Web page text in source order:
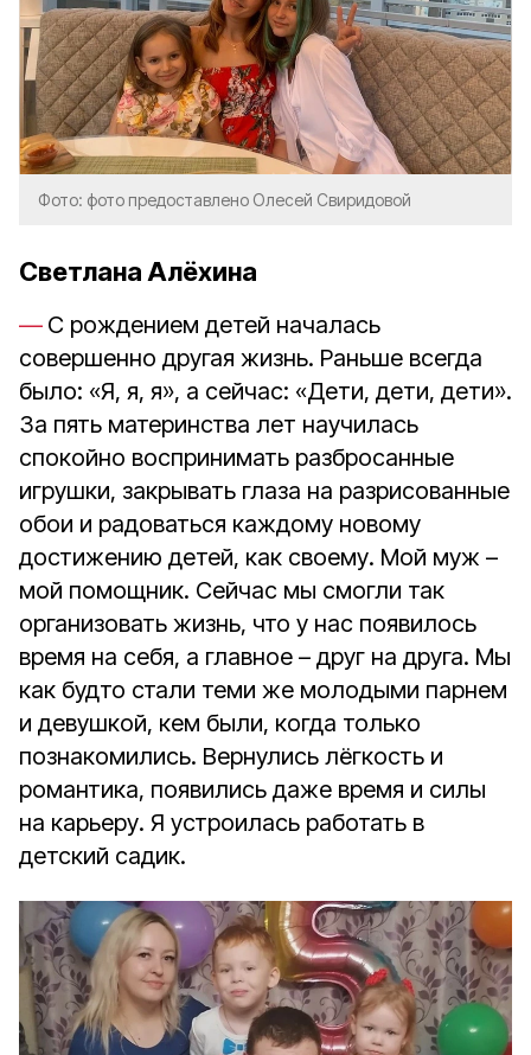
Фото: фото предоставлено Олесей Свиридовой
Светлана Алёхина
С рождением детей началась
совершенно другая жизнь. Раньше всегда
было: «Я, я, я», а сейчас: «Дети, дети, дети».
За пять материнства лет научилась
спокойно воспринимать разбросанные
игрушки, закрывать глаза на разрисованные
обои и радоваться каждому новому
достижению детей, как своему. Мой муж –
мой помощник. Сейчас мы смогли так
организовать жизнь, что у нас появилось
время на себя, а главное – друг на друга. Мы
как будто стали теми же молодыми парнем
и девушкой, кем были, когда только
познакомились. Вернулись лёгкость и
романтика, появились даже время и силы
на карьеру. Я устроилась работать в
детский садик.